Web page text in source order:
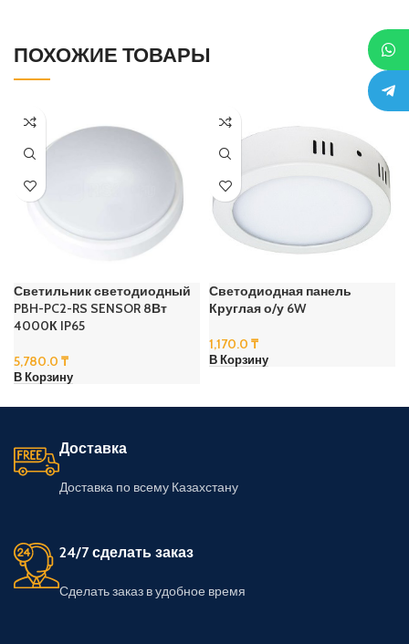
ПОХОЖИЕ ТОВАРЫ
Светильник светодиодный
PBH-PC2-RS SENSOR 8Вт
4000К IP65
5,780.0 ₸
В Корзину
Светодиодная панель
Круглая о/у 6W
1,170.0 ₸
В Корзину
Доставка
Доставка по всему Казахстану
24/7 сделать заказ
Сделать заказ в удобное время